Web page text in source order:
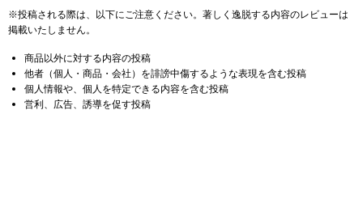
※投稿される際は、以下にご注意ください。著しく逸脱する内容のレビューは
掲載いたしません。
商品以外に対する内容の投稿
他者（個人・商品・会社）を誹謗中傷するような表現を含む投稿
個人情報や、個人を特定できる内容を含む投稿
営利、広告、誘導を促す投稿